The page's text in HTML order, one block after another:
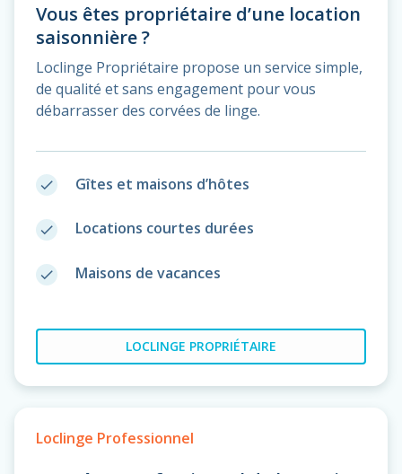
Vous êtes propriétaire d’une location
saisonnière ?
Loclinge Propriétaire propose un service simple,
de qualité et sans engagement pour vous
débarrasser des corvées de linge.
done Gîtes et maisons d’hôtes
done Locations courtes durées
done Maisons de vacances
LOCLINGE PROPRIÉTAIRE
Loclinge Professionnel